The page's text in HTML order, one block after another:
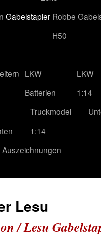
Gabelstapler Robbe
H50
LKW
Batterien
LKW
1:14
Truckmodel
1:14
Auszeichnungen
Lesu
/ Lesu